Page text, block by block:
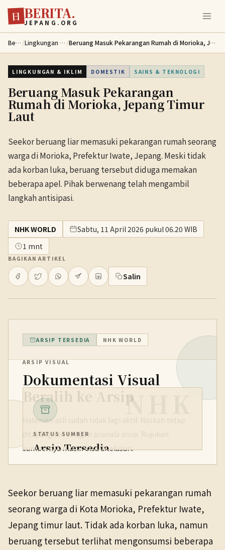
Lewati ke konten utama
日 BERITA.
JEPANG.ORG
Berita / Lingkungan & Iklim / Beruang Masuk Pekarangan Rumah di Morioka, Jepang Timur Laut
LINGKUNGAN & IKLIM DOMESTIK SAINS & TEKNOLOGI
Beruang Masuk Pekarangan
Rumah di Morioka, Jepang Timur
Laut
Seekor beruang liar memasuki pekarangan rumah seorang
warga di Morioka, Prefektur Iwate, Jepang. Meski tidak
ada korban luka, beruang tersebut diduga memakan
beberapa apel. Pihak berwenang telah mengambil
langkah antisipasi.
NHK WORLD
Sabtu, 11 April 2026 pukul 06.20 WIB
1 mnt
BAGIKAN ARTIKEL
Salin
ARSIP TERSEDIA NHK WORLD
ARSIP VISUAL
Dokumentasi Visual
Beralih ke Arsip
Halaman asli sudah tidak lagi aktif. Naskah tetap
ditayangkan dengan pranala arsip. Rujukan
sumbernya masih bisa ditelusuri.
NHK
STATUS SUMBER
Arsip Tersedia
TANGGAL SUMBER
11 Apr 2026
Pranala sumber asli tidak lagi tersedia. Buka arsip
Seekor beruang liar memasuki pekarangan rumah
seorang warga di Kota Morioka, Prefektur Iwate,
Jepang timur laut. Tidak ada korban luka, namun
beruang tersebut terlihat mengonsumsi beberapa